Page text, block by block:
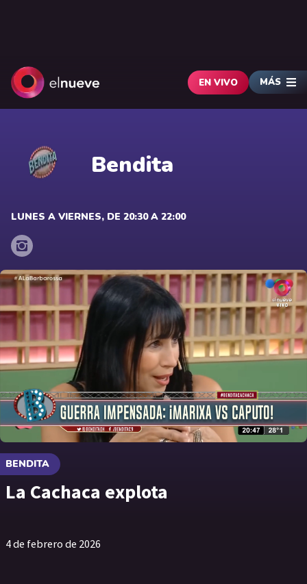
EN VIVO MÁS
Bendita
LUNES A VIERNES, DE 20:30 A 22:00
BENDITA
La Cachaca explota
4 de febrero de 2026